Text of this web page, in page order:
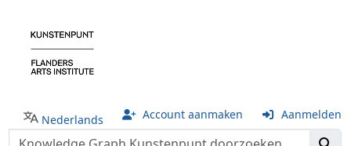
Nederlands Account aanmaken Aanmelden